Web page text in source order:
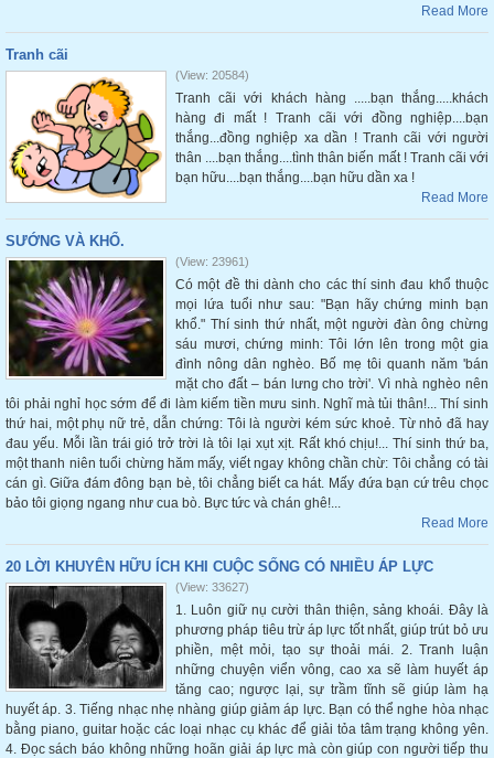
Read More
Tranh cãi
(View: 20584)
Tranh cãi với khách hàng .....bạn thắng.....khách
hàng đi mất ! Tranh cãi với đồng nghiệp....bạn
thắng...đồng nghiệp xa dần ! Tranh cãi với người
thân ....bạn thắng....tình thân biến mất ! Tranh cãi với
bạn hữu....bạn thắng....bạn hữu dần xa !
Read More
SƯỚNG VÀ KHỔ.
(View: 23961)
Có một đề thi dành cho các thí sinh đau khổ thuộc
mọi lứa tuổi như sau: "Bạn hãy chứng minh bạn
khổ." Thí sinh thứ nhất, một người đàn ông chừng
sáu mươi, chứng minh: Tôi lớn lên trong một gia
đình nông dân nghèo. Bố mẹ tôi quanh năm 'bán
mặt cho đất – bán lưng cho trời'. Vì nhà nghèo nên
tôi phải nghỉ học sớm để đi làm kiếm tiền mưu sinh. Nghĩ mà tủi thân!... Thí sinh
thứ hai, một phụ nữ trẻ, dẫn chứng: Tôi là người kém sức khoẻ. Từ nhỏ đã hay
đau yếu. Mỗi lần trái gió trở trời là tôi lại xụt xịt. Rất khó chịu!... Thí sinh thứ ba,
một thanh niên tuổi chừng hăm mấy, viết ngay không chần chừ: Tôi chẳng có tài
cán gì. Giữa đám đông bạn bè, tôi chẳng biết ca hát. Mấy đứa bạn cứ trêu chọc
bảo tôi giọng ngang như cua bò. Bực tức và chán ghê!...
Read More
20 LỜI KHUYÊN HỮU ÍCH KHI CUỘC SỐNG CÓ NHIỀU ÁP LỰC
(View: 33627)
1. Luôn giữ nụ cười thân thiện, sảng khoái. Đây là
phương pháp tiêu trừ áp lực tốt nhất, giúp trút bỏ ưu
phiền, mệt mỏi, tạo sự thoải mái. 2. Tranh luận
những chuyện viển vông, cao xa sẽ làm huyết áp
tăng cao; ngược lại, sự trầm tĩnh sẽ giúp làm hạ
huyết áp. 3. Tiếng nhạc nhẹ nhàng giúp giảm áp lực. Bạn có thể nghe hòa nhạc
bằng piano, guitar hoặc các loại nhạc cụ khác để giải tỏa tâm trạng không yên.
4. Đọc sách báo không những hoãn giải áp lực mà còn giúp con người tiếp thu